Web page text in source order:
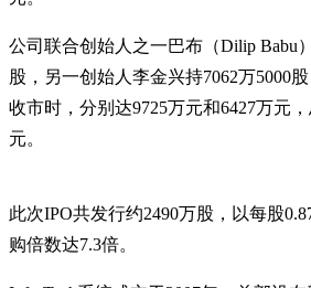
公司联合创始人之一巴布（Dilip Babu
股，另一创始人李金兴持7062万5000
收市时，分别达9725万元和6427万元
元。
此次IPO共发行约2490万股，以每股
购倍数达7.3倍。